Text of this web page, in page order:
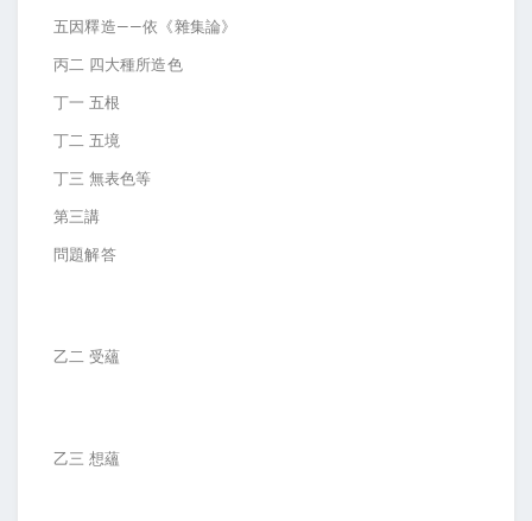
五因釋造——依《雜集論》
丙二 四大種所造色
丁一 五根
丁二 五境
丁三 無表色等
第三講
問題解答
乙二 受蘊
乙三 想蘊